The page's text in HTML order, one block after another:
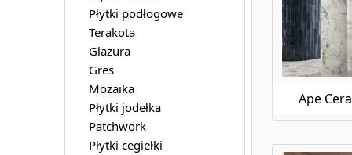
Ape
Płytki podłogowe
Terakota
Glazura
Gres
Mozaika
Płytki jodełka
Patchwork
Płytki cegiełki